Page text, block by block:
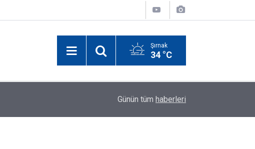
Şırnak
34 °C
Şırnak'ta trafik kazası: 2 kişi hastaneye kaldırıldı
Günün tüm haberleri